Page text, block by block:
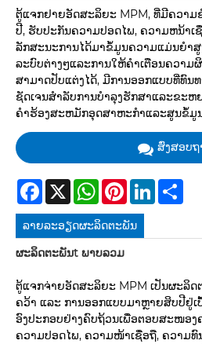
ຕູ້ແຈກຢາຍອັດສະລິຍະ MPM, ທີ່ມີຄວາມ
ປີ, ຮັບປະກັນຄວາມປອດໄພ, ຄວາມຫນ້າເ
ລັກ​ສະ​ນະ​ການ​ໄດ້​ມາ​ຂໍ້​ມູນ​ຄວາມ​ແມ່ນ​ຍໍາ​
ລະ​ບົບ​ຕ່າງໆ​ແລະ​ການ​ໃຫ້​ຄໍາ​ເຕືອນ​ຄວາມ​
ສາມາດປັບແຕ່ງໄດ້, ມີການອອກແບບທີ່ທົນ
ຊັດເຈນສໍາລັບການບໍາລຸງຮັກສາແລະຂະຫ
ຄໍາຮ້ອງສະຫມັກອຸດສາຫະກໍາແລະສູນຂໍ້ມູ
ສົ່ງສອບຖ
Facebook
X WhatsAppPinterestLinkedIn
ລາຍ​ລະ​ອຽດ​ຜະ​ລິດ​ຕະ​ພັນ
ຜະລິດຕະພັນt ພາບລວມ
ຕູ້ແຈກຈ່າຍອັດສະລິຍະ MPM ເປັນຜະລິ
ຄວ້າ ແລະ ການອອກແບບມາຫຼາຍສິບປີຢູ່ເ
ອົງປະກອບຢ່າງຄົບຖ້ວນເພື່ອຕອບສະໜອງ
ຄວາມປອດໄພ, ຄວາມໜ້າເຊື່ອຖື, ຄວາມ